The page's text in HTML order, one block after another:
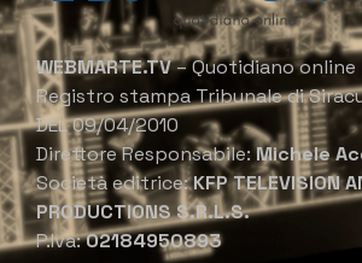
WEBMARTE.TV– Quotidiano online
Registro stampa Tribunale di
DEL 09/04/2010
Direttore Responsabile:Michele
Società editrice:KFP TELEVISION
PRODUCTIONS S.R.L.S.
P.Iva:02184950893